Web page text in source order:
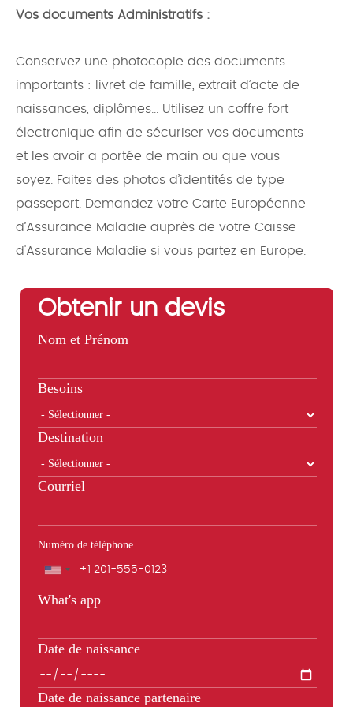
Vos documents Administratifs :
Conservez une photocopie des documents
importants : livret de famille, extrait d’acte de
naissances, diplômes... Utilisez un coffre fort
électronique afin de sécuriser vos documents
et les avoir a portée de main ou que vous
soyez. Faites des photos d’identités de type
passeport. Demandez votre Carte Européenne
d’Assurance Maladie auprès de votre Caisse
d'Assurance Maladie si vous partez en Europe.
Obtenir un devis
Nom et Prénom
Besoins
Destination
Courriel
Numéro de téléphone
Téléphone
What's app
Date de naissance
Date de naissance partenaire